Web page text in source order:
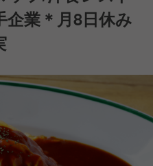
企業＊月8日休み